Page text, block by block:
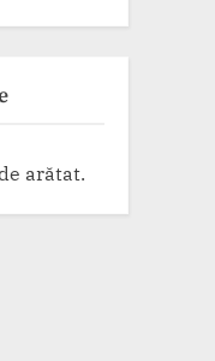
arătat.